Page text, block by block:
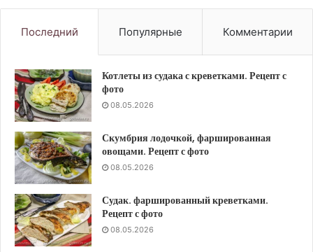
Последний Популярные Комментарии
Котлеты из судака с креветками. Рецепт с
фото
08.05.2026
Скумбрия лодочкой, фаршированная
овощами. Рецепт с фото
08.05.2026
Судак. фаршированный креветками.
Рецепт с фото
08.05.2026